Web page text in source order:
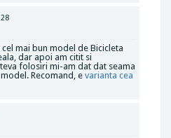
mai bun model de Bicicleta
dar apoi am citit si
folosiri mi-am dat dat seama
Recomand, e varianta cea